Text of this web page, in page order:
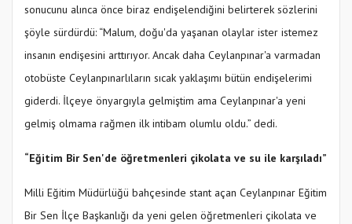
sonucunu alınca önce biraz endişelendiğini belirterek sözlerini
şöyle sürdürdü: “Malum, doğu'da yaşanan olaylar ister istemez
insanın endişesini arttırıyor. Ancak daha Ceylanpınar'a varmadan
otobüste Ceylanpınarlıların sıcak yaklaşımı bütün endişelerimi
giderdi. İlçeye önyargıyla gelmiştim ama Ceylanpınar'a yeni
gelmiş olmama rağmen ilk intibam olumlu oldu.” dedi.
“Eğitim Bir Sen'de öğretmenleri çikolata ve su ile karşıladı”
Milli Eğitim Müdürlüğü bahçesinde stant açan Ceylanpınar Eğitim
Bir Sen İlçe Başkanlığı da yeni gelen öğretmenleri çikolata ve